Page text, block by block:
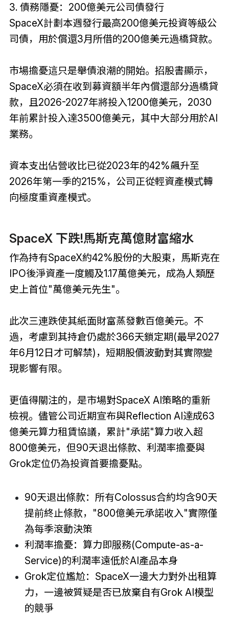
3. 債務隱憂：200億美元公司債發行
SpaceX計劃本週發行最高200億美元投資等級公
司債，用於償還3月所借的200億美元過橋貸款。
市場擔憂這只是舉債浪潮的開始。招股書顯示，
SpaceX必須在收到募資額半年內償還部分過橋貸
款，且2026-2027年將投入1200億美元，2030
年前累計投入達3500億美元，其中大部分用於AI
業務。
資本支出佔營收比已從2023年的42%飆升至
2026年第一季的215%，公司正從輕資產模式轉
向極度重資產模式。
SpaceX 下跌!馬斯克萬億財富縮水
作為持有SpaceX約42%股份的大股東，馬斯克在
IPO後淨資產一度觸及1.17萬億美元，成為人類歷
史上首位"萬億美元先生"。
此次三連跌使其紙面財富蒸發數百億美元。不
過，考慮到其持倉仍處於366天鎖定期(最早2027
年6月12日才可解禁)，短期股價波動對其實際變
現影響有限。
更值得關注的，是市場對SpaceX AI策略的重新
檢視。儘管公司近期宣布與Reflection AI達成63
億美元算力租賃協議，累計"承諾"算力收入超
800億美元，但90天退出條款、利潤率擔憂與
Grok定位仍為投資首要擔憂點。
90天退出條款：所有Colossus合約均含90天
提前終止條款，"800億美元承諾收入"實際僅
為每季滾動決策
利潤率擔憂：算力即服務(Compute-as-a-
Service)的利潤率遠低於AI產品本身
Grok定位尷尬：SpaceX一邊大力對外出租算
力，一邊被質疑是否已放棄自有Grok AI模型
的競爭